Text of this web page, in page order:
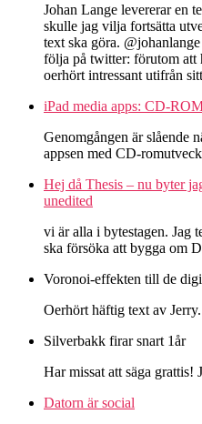
Johan Lange levererar en
skulle jag vilja fortsätta
text ska göra.
följa på twitter: förutom att
oerhört intressant utifrån
iPad media apps: CD-
Genomgången är slående
appsen med CD-
Hej då Thesis – nu byter
unedited
vi är alla i bytestagen. Jag
ska försöka att bygga om
Voronoi-effekten till de
Oerhört häftig text av
Silverbakk firar snart 1år
Har missat att säga grattis!
Datorn är social